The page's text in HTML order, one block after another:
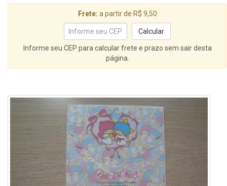
Frete: a partir de R$ 9,50
Informe seu CEP para calcular frete e prazo sem sair desta
página.